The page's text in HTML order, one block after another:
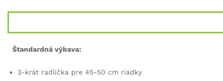
Štandardná výbava:
3-krát radlička pre 45-50 cm riadky